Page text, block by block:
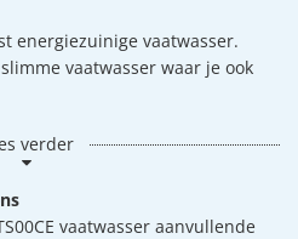
energiezuinige vaatwasser.
vaatwasser waar je ook
verder
vaatwasser aanvullende